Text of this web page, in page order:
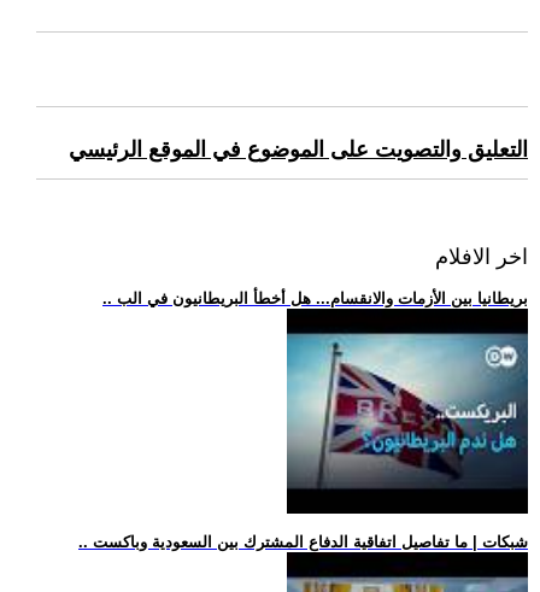
التعليق والتصويت على الموضوع في الموقع الرئيسي
اخر الافلام
.. بريطانيا بين الأزمات والانقسام... هل أخطأ البريطانيون في الب
.. شبكات | ما تفاصيل اتفاقية الدفاع المشترك بين السعودية وباكست